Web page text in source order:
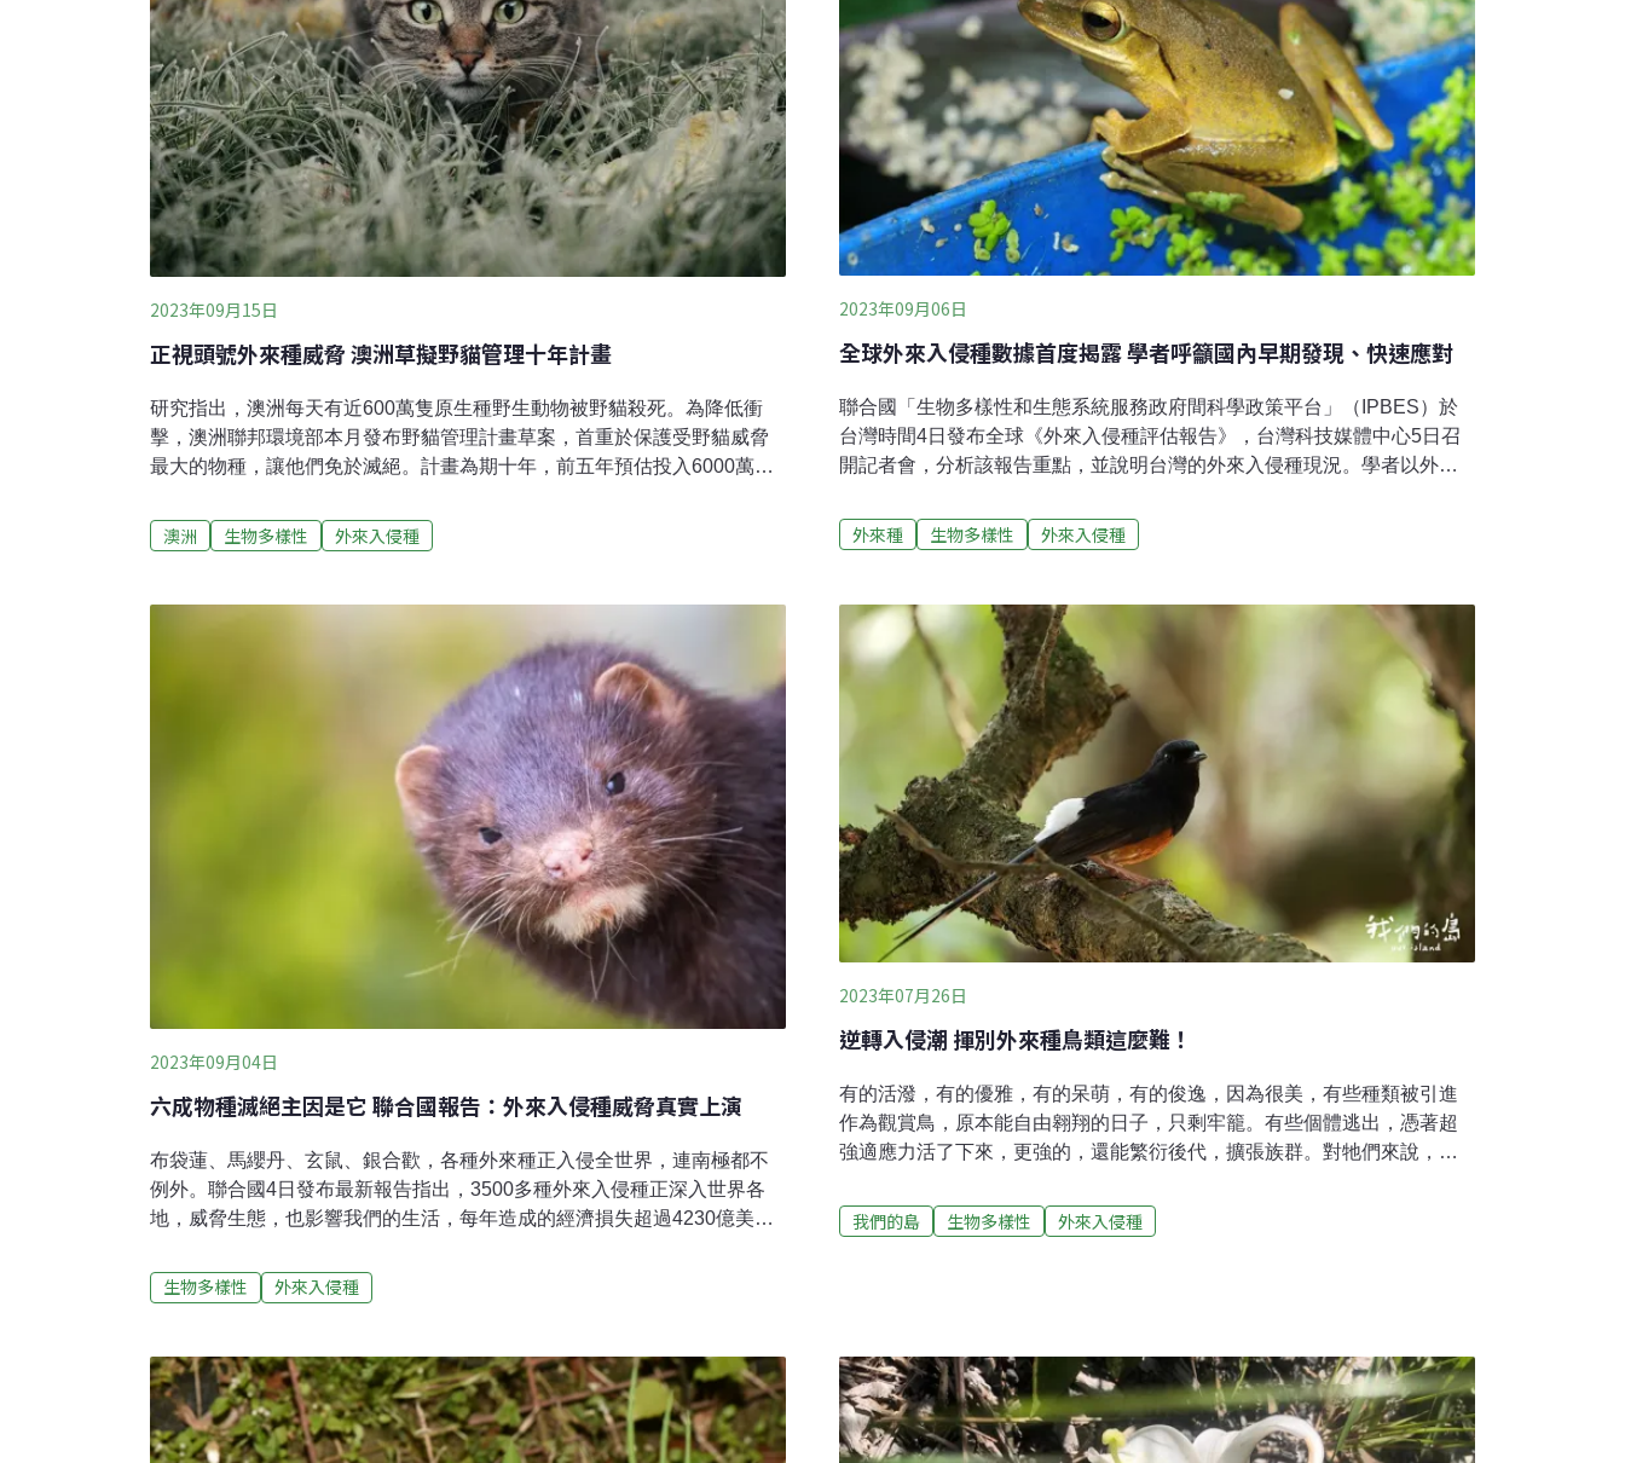
2023年09月15日
正視頭號外來種威脅 澳洲草擬野貓管理十年計畫
研究指出，澳洲每天有近600萬隻原生種野生動物被野貓殺死。為降低衝
擊，澳洲聯邦環境部本月發布野貓管理計畫草案，首重於保護受野貓威脅
最大的物種，讓他們免於滅絕。計畫為期十年，前五年預估投入6000萬澳
後，極重要的一步。
澳洲 生物多樣性 外來入侵種
2023年09月06日
全球外來入侵種數據首度揭露 學者呼籲國內早期發現、快速應對
聯合國「生物多樣性和生態系統服務政府間科學政策平台」（IPBES）於
台灣時間4日發布全球《外來入侵種評估報告》，台灣科技媒體中心5日召
開記者會，分析該報告重點，並說明台灣的外來入侵種現況。學者以外來
不同類型的外來種差異，有助於政府機關與各界進行跨領域溝通，在決策
和討論上也能夠更加聚焦。氣候變遷下 外來入侵種影響更難預測中央研究
喪失的主因之一。IPBES的報告也提到，外來入侵種對自然和人類造成的
影響有八成是負面的。鍾國芳認為，目前還需要更多對外來入侵種的研
究，才能更全面掌握國內現況，且由於氣候變遷，外來入侵種造成的影響
趨勢將更難預測，比如有的外來種原本沒這麼適合在某地生存，卻因氣候
變遷導致族群數擴大。
外來種 生物多樣性 外來入侵種
2023年09月04日
六成物種滅絕主因是它 聯合國報告：外來入侵種威脅真實上演
布袋蓮、馬纓丹、玄鼠、銀合歡，各種外來種正入侵全世界，連南極都不
例外。聯合國4日發布最新報告指出，3500多種外來入侵種正深入世界各
地，威脅生態，也影響我們的生活，每年造成的經濟損失超過4230億美
年前保護30%的地球自然資源，但外來入侵種正在破壞這個目標。報告雖
然預估外來入侵種的數量還會增加，但運用適當的策略，仍有機會在外來
失超過千億美元為提供各國對抗外來種入侵的所需的證據與策略，聯合國
旗下，由143成員國組成的生物多樣性研究機構「跨政府生物多樣性與生態
系服務平台」（IPBES）在德國波昂召開大會，2日批准《外來入侵種暨控
制評估報告》（the Assessment Report on Invasive Alien Species and the
生物多樣性 外來入侵種
2023年07月26日
逆轉入侵潮 揮別外來種鳥類這麼難！
有的活潑，有的優雅，有的呆萌，有的俊逸，因為很美，有些種類被引進
作為觀賞鳥，原本能自由翱翔的日子，只剩牢籠。有些個體逃出，憑著超
強適應力活了下來，更強的，還能繁衍後代，擴張族群。對牠們來說，這
稱為都市三俠，原本在都市裡最容易見到，現在比較常看到的是白尾八哥
和家八哥。這兩種八哥都是外來種，因為能學說話，被引入作為寵物鳥，
近十年成長637%。另一種和牠們同屬椋鳥科的亞洲輝椋鳥，成長幅度更驚
人，高達4407%。跟著中華鳥會秘書長呂翊維的腳步，我們來到位在台北
市的國父紀念館，有樹，有水池，還有亞洲輝椋鳥繁殖時最需要的建築縫
隙。呂翊維說
我們的島 生物多樣性 外來入侵種